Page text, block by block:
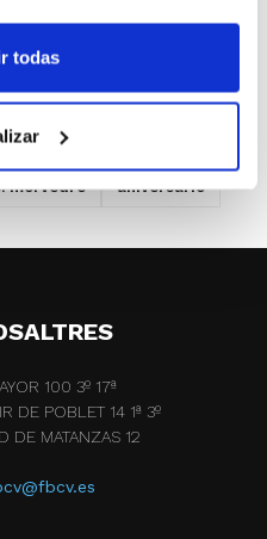
todas
morvedre aniversario
100 3º 17ª
DE POBLET 14 1ª 3º
DE MATANZAS 12